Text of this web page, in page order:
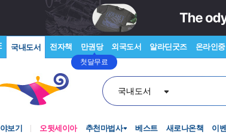
국내도서 전자책 만권당
첫달무료
외국도서 알라딘굿즈 온라인
국내도서
보기 오뒷세이아 추천마법사 베스트 새로나온책 이